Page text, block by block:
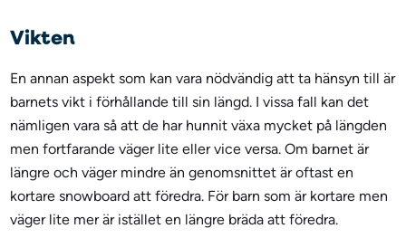
Vikten
En annan aspekt som kan vara nödvändig att ta hänsyn till är
barnets vikt i förhållande till sin längd. I vissa fall kan det
nämligen vara så att de har hunnit växa mycket på längden
men fortfarande väger lite eller vice versa. Om barnet är
längre och väger mindre än genomsnittet är oftast en
kortare snowboard att föredra. För barn som är kortare men
väger lite mer är istället en längre bräda att föredra.